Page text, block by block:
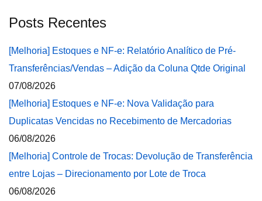
Posts Recentes
[Melhoria] Estoques e NF-e: Relatório Analítico de Pré-
Transferências/Vendas – Adição da Coluna Qtde Original
07/08/2026
[Melhoria] Estoques e NF-e: Nova Validação para
Duplicatas Vencidas no Recebimento de Mercadorias
06/08/2026
[Melhoria] Controle de Trocas: Devolução de Transferência
entre Lojas – Direcionamento por Lote de Troca
06/08/2026